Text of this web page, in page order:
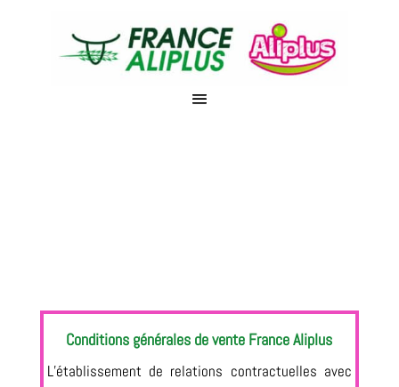
Conditions générales de vente France Aliplus
L’établissement de relations contractuelles avec